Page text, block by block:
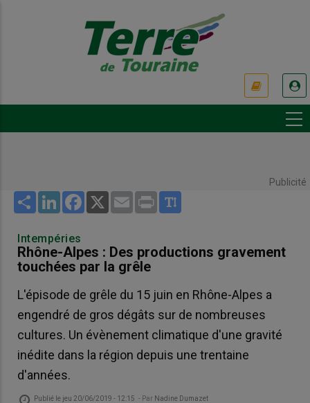
Publicité
Share LinkedInFacebook
X Email Print
Intempéries
Rhône-Alpes : Des productions gravement
touchées par la grêle
L'épisode de grêle du 15 juin en Rhône-Alpes a
engendré de gros dégâts sur de nombreuses
cultures. Un évènement climatique d'une gravité
inédite dans la région depuis une trentaine
d'années.
Publié le jeu 20/06/2019 - 12:15 - Par Nadine Dumazet